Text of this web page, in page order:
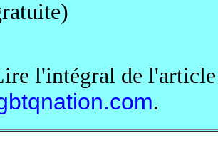
l'intégral de l'article
.